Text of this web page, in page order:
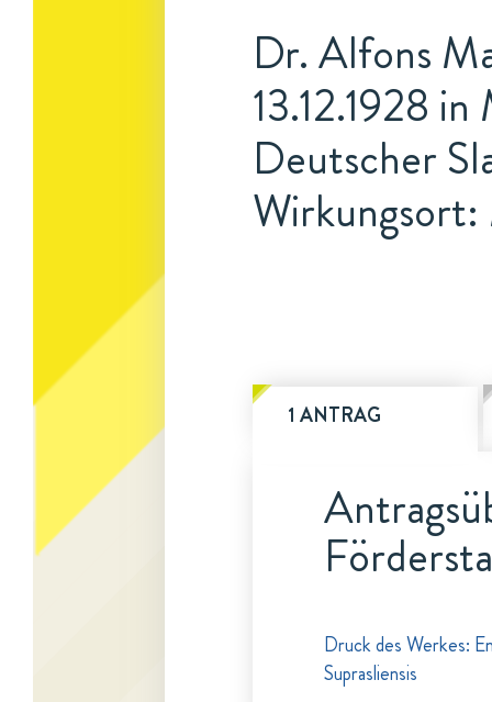
Dr. Alfons
13.12.1928
Deutscher
1 ANTRAG
Druck des Werkes:
Suprasliensis